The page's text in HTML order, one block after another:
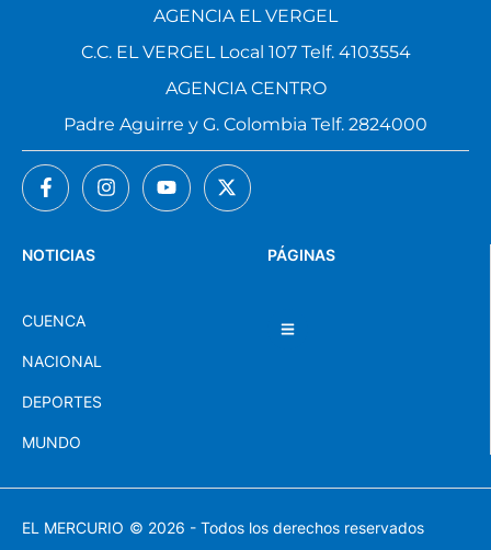
PÁGINAS
NOTICIAS
CUENCA
NACIONAL
DEPORTES
MUNDO
AGENCIA EL VERGEL
C.C. EL VERGEL Local 107 Telf. 4103554
AGENCIA CENTRO
Padre Aguirre y G. Colombia Telf. 2824000
EL MERCURIO © 2026 - Todos los derechos reservados